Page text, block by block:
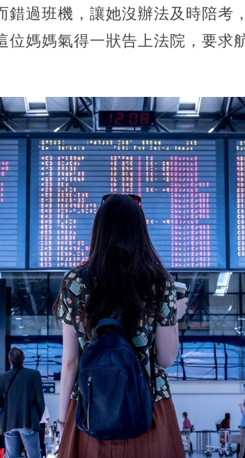
錯過班機，讓她沒辦法及時陪考
位媽媽氣得一狀告上法院，要求